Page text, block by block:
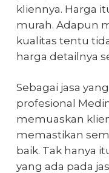
kliennya. Harga
murah. Adapun
kualitas tentu
harga detailnya
Sebagai jasa
profesional
memuaskan
memastikan
baik. Tak hanya
yang ada pada